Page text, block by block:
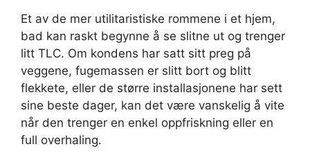
Et av de mer utilitaristiske rommene i et hjem,
bad kan raskt begynne å se slitne ut og trenger
litt TLC. Om kondens har satt sitt preg på
veggene, fugemassen er slitt bort og blitt
flekkete, eller de større installasjonene har sett
sine beste dager, kan det være vanskelig å vite
når den trenger en enkel oppfriskning eller en
full overhaling.